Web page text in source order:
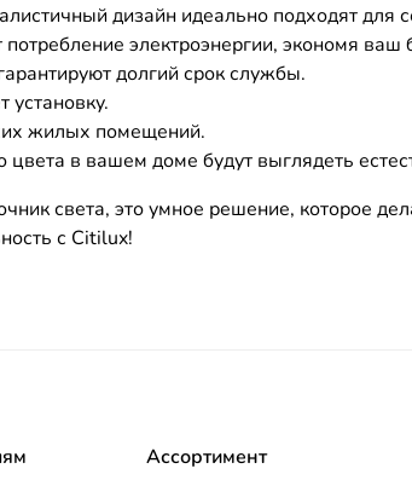
дизайн идеально подходят для
электроэнергии, экономя ваш
долгий срок службы.
установку.
жилых помещений.
цвета в вашем доме будут выглядеть
света, это умное решение, которое
с Citilux!
Ассортимент